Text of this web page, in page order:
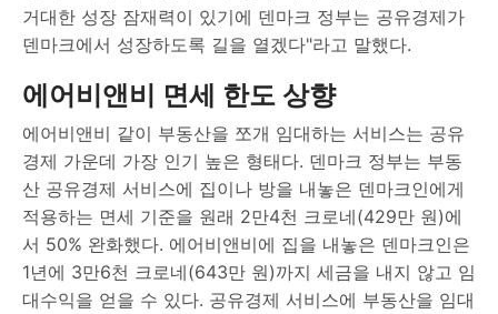
거대한 성장 잠재력이 있기에 덴마크 정부는 공유경제가
덴마크에서 성장하도록 길을 열겠다"라고 말했다.
에어비앤비 면세 한도 상향
에어비앤비 같이 부동산을 쪼개 임대하는 서비스는 공유
경제 가운데 가장 인기 높은 형태다. 덴마크 정부는 부동
산 공유경제 서비스에 집이나 방을 내놓은 덴마크인에게
적용하는 면세 기준을 원래 2만4천 크로네(429만 원)에
서 50% 완화했다. 에어비앤비에 집을 내놓은 덴마크인은
1년에 3만6천 크로네(643만 원)까지 세금을 내지 않고 임
대수익을 얻을 수 있다. 공유경제 서비스에 부동산을 임대